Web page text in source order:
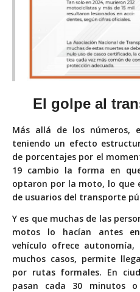
El golpe al
Más allá de los números,
teniendo un efecto
de porcentajes por el
19 cambio la forma en
optaron por la moto, lo que
de usuarios del transporte
Y es que muchas de las
motos lo hacían antes
vehículo ofrece autonomía,
muchos casos, permite
por rutas formales. En
pasan cada 30 minutos